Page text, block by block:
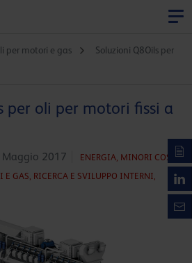
per motori e gas
Soluzioni Q8Oils per
per oli per motori fissi a
Maggio 2017 ENERGIA, MINORI COSTI
E GAS, RICERCA E SVILUPPO INTERNI,